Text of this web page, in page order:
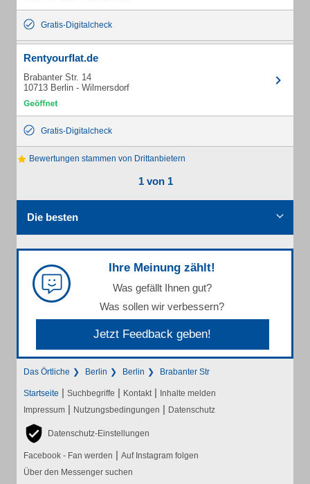
Gratis-Digitalcheck
Rentyourflat.de
Brabanter Str. 14
10713 Berlin - Wilmersdorf
Gratis-Digitalcheck
Bewertungen stammen von Drittanbietern
1 von 1
Die besten
Ihre Meinung zählt!
Was gefällt Ihnen gut?
Was sollen wir verbessern?
Jetzt Feedback geben!
Das Örtliche Berlin Berlin Brabanter Str
Startseite | Suchbegriffe | Kontakt | Inhalte melden
Impressum | Nutzungsbedingungen | Datenschutz
Datenschutz-Einstellungen
Facebook - Fan werden | Auf Instagram folgen
Über den Messenger suchen